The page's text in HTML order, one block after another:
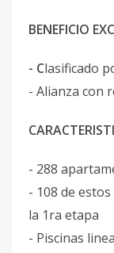
BENEFICIO
- Clasificado
- Alianza con
- 288
- 108 de
la 1ra etapa
- Piscinas